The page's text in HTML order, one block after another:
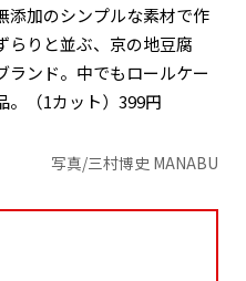
添加のシンプルな素材で作
らりと並ぶ、京の地豆腐
ランド。中でもロールケー
。（1カット）399円
写真/三村博史 MANABU